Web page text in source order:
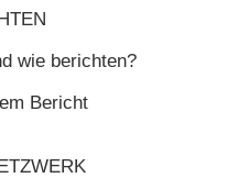
wie berichten?
Bericht